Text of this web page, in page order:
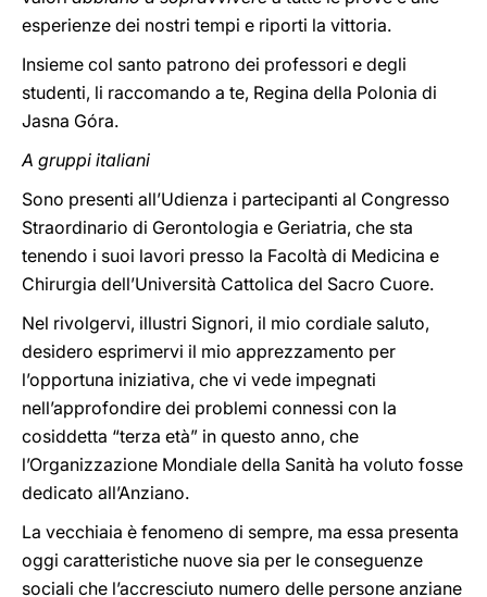
esperienze dei nostri tempi e riporti la vittoria.
Insieme col santo patrono dei professori e degli
studenti, li raccomando a te, Regina della Polonia di
Jasna Góra.
A gruppi italiani
Sono presenti all’Udienza i partecipanti al Congresso
Straordinario di Gerontologia e Geriatria, che sta
tenendo i suoi lavori presso la Facoltà di Medicina e
Chirurgia dell’Università Cattolica del Sacro Cuore.
Nel rivolgervi, illustri Signori, il mio cordiale saluto,
desidero esprimervi il mio apprezzamento per
l’opportuna iniziativa, che vi vede impegnati
nell’approfondire dei problemi connessi con la
cosiddetta “terza età” in questo anno, che
l’Organizzazione Mondiale della Sanità ha voluto fosse
dedicato all’Anziano.
La vecchiaia è fenomeno di sempre, ma essa presenta
oggi caratteristiche nuove sia per le conseguenze
sociali che l’accresciuto numero delle persone anziane